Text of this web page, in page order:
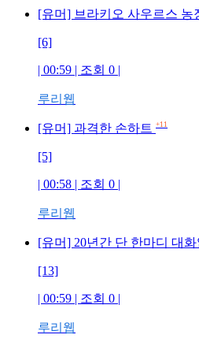
[유머] 브라키오 사우르스 농
[6]
| 00:59 | 조회 0 |
루리웹
[유머] 과격한 손하트 +11
[5]
| 00:58 | 조회 0 |
루리웹
[유머] 20년간 단 한마디 대
[13]
| 00:59 | 조회 0 |
루리웹